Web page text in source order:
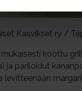
Kasvikset ry /
koottu
ja pariloidut
levitteenään